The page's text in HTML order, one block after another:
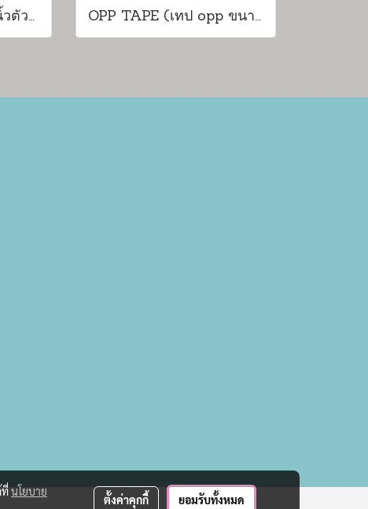
ที่ตัดเทปกาวขนาด 2 นิ้วตัวมาตรฐานราคาถูก!! (สีเเดง) OPP TAPE (เทป opp ขนาด 2.5 นิ้ว)
ที่นโยบาย
ตั้งค่าคุกกี้ ยอมรับทั้งหมด